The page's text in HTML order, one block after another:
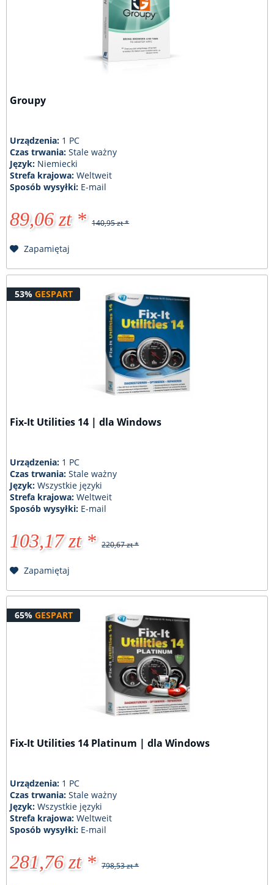
Groupy
Urządzenia: 1 PC
Czas trwania:Stale ważny
Język: Niemiecki
Strefa krajowa:Weltweit
Sposób wysyłki: E-mail
89,06 zt * 140,95 zt *
Zapamiętaj
53% GESPART
Fix-It Utilities 14 | dla Windows
Urządzenia: 1 PC
Czas trwania:Stale ważny
Język:Wszystkie języki
Strefa krajowa:Weltweit
Sposób wysyłki: E-mail
103,17 zt * 220,67 zt *
Zapamiętaj
65% GESPART
Fix-It Utilities 14 Platinum | dla Windows
Urządzenia: 1 PC
Czas trwania:Stale ważny
Język:Wszystkie języki
Strefa krajowa:Weltweit
Sposób wysyłki: E-mail
281,76 zt * 798,53 zt *